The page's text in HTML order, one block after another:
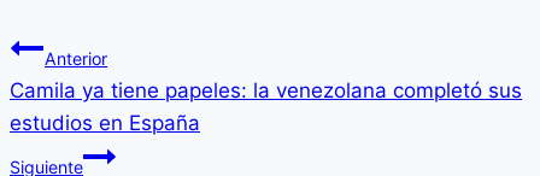
Anterior
Camila ya tiene papeles: la venezolana completó sus
estudios en España
Siguiente